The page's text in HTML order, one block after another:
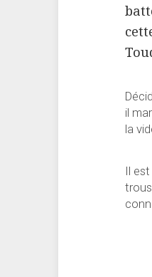
il
la
Il